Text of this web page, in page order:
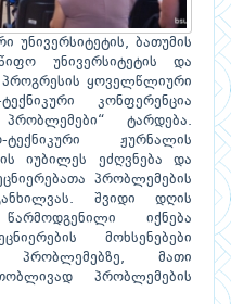
უნივერსიტეტის, ბათუმის
უნივერსიტეტის და
პროგრესის ყოველწლიური
კონფერენცია
პრობლემები“ ტარდება.
ტექნიკური ჟურნალის
იუბილეს ეძღვნება და
პრობლემების
შვიდი დღის
იქნება
მოხსენებები
პრობლემებზე, მათი
პრობლემების